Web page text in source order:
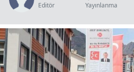
Editör Yayınlanma